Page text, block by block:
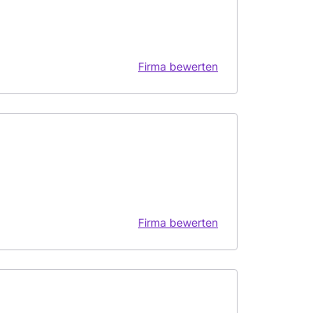
Firma bewerten
Firma bewerten